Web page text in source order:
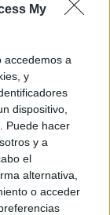
My
accedemos a
y
dispositivo,
Puede hacer
y a
el
alternativa,
o acceder
siendo la peor
series
edición...
diez días de